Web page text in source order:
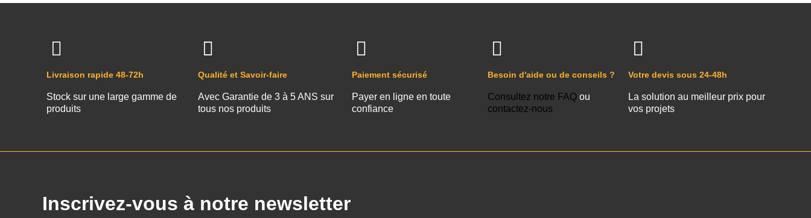
Livraison rapide 48-72h
Stock sur une large gamme de
produits
Qualité et Savoir-faire
Avec Garantie de 3 à 5 ANS sur
tous nos produits
Paiement sécurisé
Payer en ligne en toute
confiance
Besoin d'aide ou de conseils ?
Consultez notre FAQou
contactez-nous
Votre devis sous 24-48h
La solution au meilleur prix pour
vos projets
Inscrivez-vous à notre newsletter